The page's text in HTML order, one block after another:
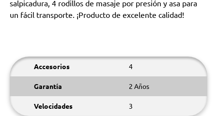
salpicadura, 4 rodillos de masaje por presión y asa para
un fácil transporte. ¡Producto de excelente calidad!
Accesorios 4
Garantía 2 Años
Velocidades 3